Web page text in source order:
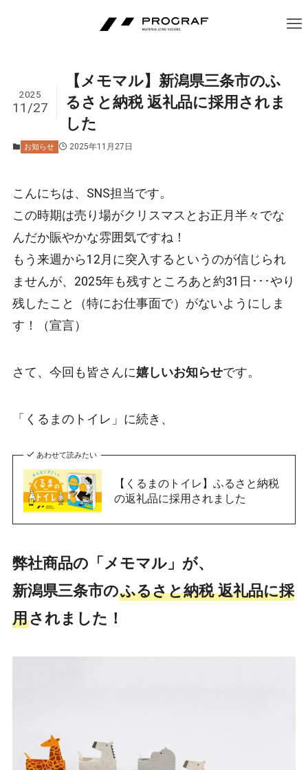
【メモマル】新潟県三条市のふ
るさと納税 返礼品に採用されま
した
2025
11/27
お知らせ 2025年11月27日
こんにちは、SNS担当です。
この時期は売り場がクリスマスとお正月半々でな
んだか賑やかな雰囲気ですね！
もう来週から12月に突入するというのが信じられ
ませんが、2025年も残すところあと約31日･･･やり
残したこと（特にお仕事面で）がないようにしま
す！（宣言）
さて、今回も皆さんに嬉しいお知らせです。
「くるまのトイレ」に続き、
あわせて読みたい
【くるまのトイレ】ふるさと納税
の返礼品に採用されました
弊社商品の「メモマル」が、
新潟県三条市のふるさと納税 返礼品に採
用されました！